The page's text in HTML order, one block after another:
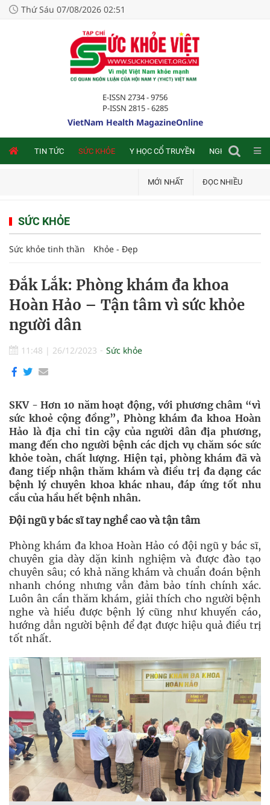
Thứ Sáu 07/08/2026 02:51
E-ISSN 2734 - 9756
P-ISSN 2815 - 6285
VietNam Health MagazineOnline
TIN TỨC SỨC KHỎE Y HỌC CỔ TRUYỀN NGHIÊN CỨU
MỚI NHẤT ĐỌC NHIỀU
SỨC KHỎE
Sức khỏe tinh thần Khỏe - Đẹp
Đắk Lắk: Phòng khám đa khoa
Hoàn Hảo – Tận tâm vì sức khỏe
người dân
11:48 | 26/12/2023 Sức khỏe
SKV - Hơn 10 năm hoạt động, với phương châm “vì
sức khoẻ cộng đồng”, Phòng khám đa khoa Hoàn
Hảo là địa chỉ tin cậy của người dân địa phương,
mang đến cho người bệnh các dịch vụ chăm sóc sức
khỏe toàn, chất lượng. Hiện tại, phòng khám đã và
đang tiếp nhận thăm khám và điều trị đa dạng các
bệnh lý chuyên khoa khác nhau, đáp ứng tốt nhu
cầu của hầu hết bệnh nhân.
Đội ngũ y bác sĩ tay nghề cao và tận tâm
Phòng khám đa khoa Hoàn Hảo có đội ngũ y bác sĩ,
chuyên gia dày dặn kinh nghiệm và được đào tạo
chuyên sâu; có khả năng khám và chuẩn đoán bệnh
nhanh chóng nhưng vẫn đảm bảo tính chính xác.
Luôn ân cần thăm khám, giải thích cho người bệnh
nghe và hiểu được bệnh lý cũng như khuyến cáo,
hướng dẫn người bệnh để đạt được hiệu quả điều trị
tốt nhất.